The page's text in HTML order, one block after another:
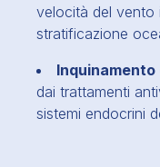
velocità del vento
stratificazione
Inquinamento
dai trattamenti
sistemi endocrini